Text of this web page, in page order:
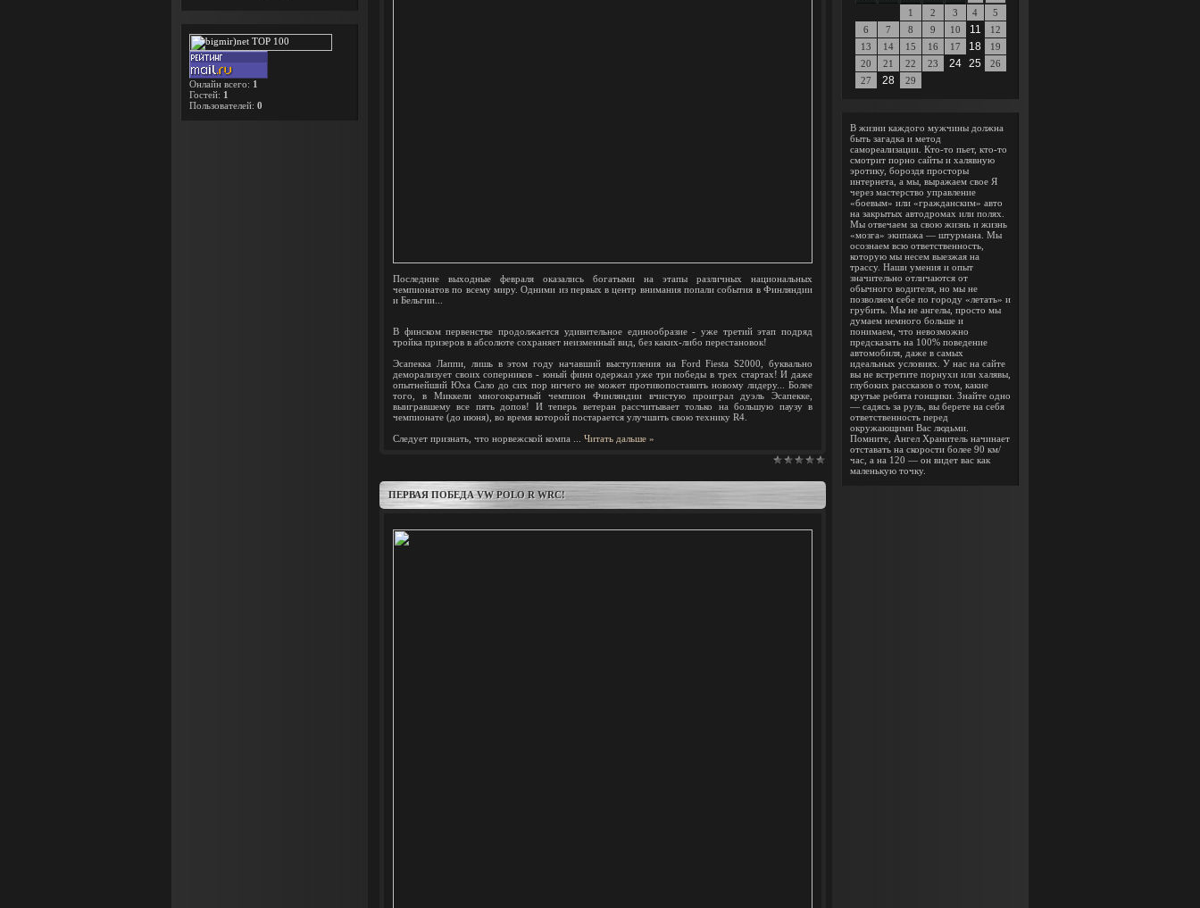
Онлайн всего: 1
Гостей: 1
Пользователей: 0
Последние выходные февраля оказались богатыми на этапы различных национальных
чемпионатов по всему миру. Одними из первых в центр внимания попали события в Финляндии
и Бельгии...
В финском первенстве продолжается удивительное единообразие - уже третий этап подряд
тройка призеров в абсолюте сохраняет неизменный вид, без каких-либо перестановок!
Эсапекка Лаппи, лишь в этом году начавший выступления на Ford Fiesta S2000, буквально
деморализует своих соперников - юный финн одержал уже три победы в трех стартах! И даже
опытнейший Юха Сало до сих пор ничего не может противопоставить новому лидеру... Более
того, в Миккели многократный чемпион Финляндии вчистую проиграл дуэль Эсапекке,
выигравшему все пять допов! И теперь ветеран рассчитывает только на большую паузу в
чемпионате (до июня), во время которой постарается улучшить свою технику R4.
Следует признать, что норвежской компа
Читать дальше »
ПЕРВАЯ ПОБЕДА VW POLO R WRC!
1
2 3 4
5
6
7 8 9 10 11
12
13
14 15 16 17 18
19
20
21 22 23 24 25
26
27
28 29
В жизни каждого мужчины должна
быть загадка и метод
самореализации. Кто-то пьет, кто-то
смотрит порно сайты и халявную
эротику, бороздя просторы
интернета, а мы, выражаем свое Я
через мастерство управление
«боевым» или «гражданским» авто
на закрытых автодромах или полях.
Мы отвечаем за свою жизнь и жизнь
«мозга» экипажа — штурмана. Мы
осознаем всю ответственность,
которую мы несем выезжая на
трассу. Наши умения и опыт
значительно отличаются от
обычного водителя, но мы не
позволяем себе по городу «летать» и
грубить. Мы не ангелы, просто мы
думаем немного больше и
понимаем, что невозможно
предсказать на 100% поведение
автомобиля, даже в самых
идеальных условиях. У нас на сайте
вы не встретите порнухи или халявы,
глубоких рассказов о том, какие
крутые ребята гонщики. Знайте одно
— садясь за руль, вы берете на себя
ответственность перед
окружающими Вас людьми.
Помните, Ангел Хранитель начинает
отставать на скорости более 90 км/
час, а на 120 — он видет вас как
маленькую точку.